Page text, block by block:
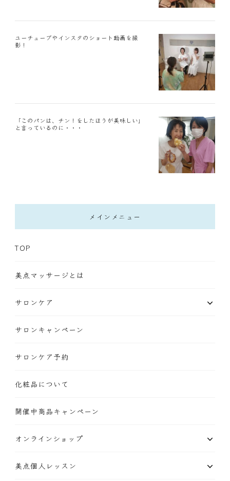
ユーチューブやインスタのショート動画を撮
影！
「このパンは、チン！をしたほうが美味しい」
と言っているのに・・・
メインメニュー
TOP
美点マッサージとは
サロンケア
サロンキャンペーン
サロンケア予約
化粧品について
開催中商品キャンペーン
オンラインショップ
美点個人レッスン